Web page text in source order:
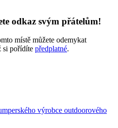
odkaz svým přátelům!
místě můžete odemykat
si pořídíte předplatné.